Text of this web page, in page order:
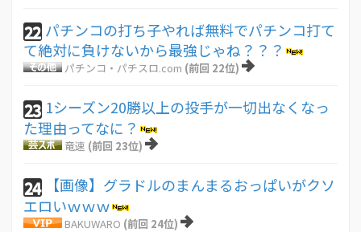
22 パチンコの打ち子やれば無料でパチンコ打て
て絶対に負けないから最強じゃね？？？
パチンコ・パチスロ.com (前回 22位)
23 1シーズン20勝以上の投手が一切出なくなっ
た理由ってなに？
竜速 (前回 23位)
24
【画像】グラドルのまんまるおっぱいがクソ
エロいｗｗｗ
BAKUWARO (前回 24位)